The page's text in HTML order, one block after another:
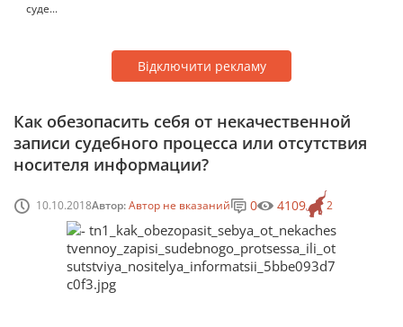
суде...
Відключити рекламу
Как обезопасить себя от некачественной
записи судебного процесса или отсутствия
носителя информации?
10.10.2018Автор:Автор не вказаний 2
0 4109